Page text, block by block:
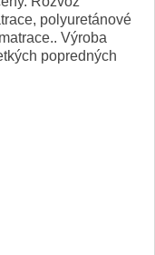
polyuretánové
Výroba
popredných